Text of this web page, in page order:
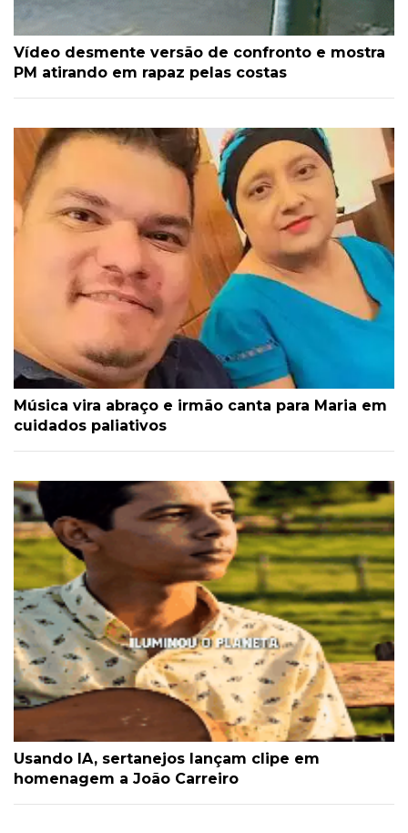
Vídeo desmente versão de confronto e mostra
PM atirando em rapaz pelas costas
Música vira abraço e irmão canta para Maria em
cuidados paliativos
Usando IA, sertanejos lançam clipe em
homenagem a João Carreiro